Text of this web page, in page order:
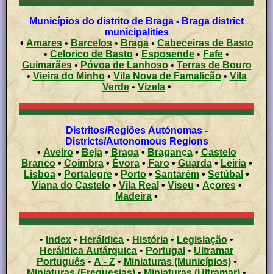
Municípios do distrito de Braga - Braga district
municipalities
• Amares• Barcelos• Braga• Cabeceiras de Basto
•
Celorico de Basto • Esposende • Fafe •
Guimarães• Póvoa de Lanhoso•
Terras de Bouro
•Vieira do Minho• Vila Nova de Famalicão•Vila
Verde• Vizela•
Distritos/Regiões Autónomas -
Districts/Autonomous Regions
• Aveiro• Beja• Braga• Bragança•Castelo
Branco• Coimbra• Évora• Faro• Guarda• Leiria•
Lisboa • Portalegre • Porto • Santarém • Setúbal •
Viana do Castelo• Vila Real •Viseu • Açores •
Madeira •
• Index • Heráldica • História • Legislação •
Heráldica Autárquica • Portugal •Ultramar
Português• A - Z• Miniaturas (Municípios)•